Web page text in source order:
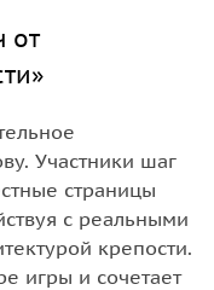
от
Участники шаг
страницы
с реальными
крепости.
игры и сочетает